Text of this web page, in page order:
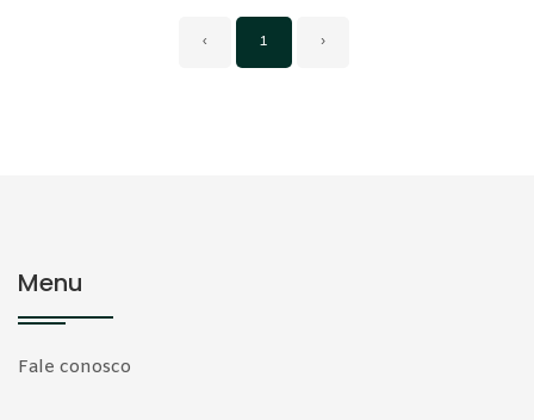
‹ 1 ›
Menu
Fale conosco